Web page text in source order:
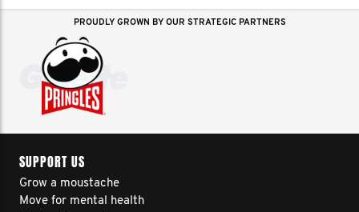
PROUDLY GROWN BY OUR STRATEGIC PARTNERS
SUPPORT US
Grow a moustache
Move for mental health